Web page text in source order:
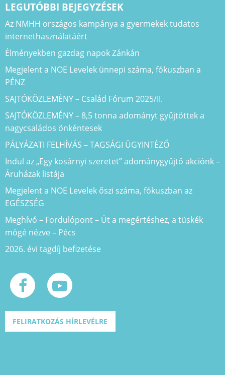
LEGUTÓBBI BEJEGYZÉSEK
Az NMHH országos kampánya a gyermekek tudatos
internethasználatáért
Élményekben gazdag napok Zánkán
Megjelent a NOE Levelek ünnepi száma, fókuszban a
PÉNZ
SAJTÓKÖZLEMÉNY – Család Fórum 2025/II.
SAJTÓKÖZLEMÉNY – 8,5 tonna adományt gyűjtöttek a
nagycsaládos önkéntesek
PÁLYÁZATI FELHÍVÁS – TAGSÁGI ÜGYINTÉZŐ
Indul az „Egy kosárnyi szeretet” adománygyűjtő akciónk –
Áruházak listája
Megjelent a NOE Levelek őszi száma, fókuszban az
EGÉSZSÉG
Meghívó – Fordulópont – Út a megértéshez, a tüskék
mögé nézve – Pécs
2026. évi tagdíj befizetése
FELIRATKOZÁS HÍRLEVÉLRE